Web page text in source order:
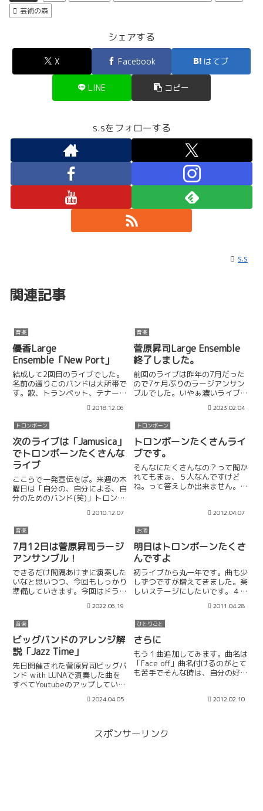
芸術の森
シェアする
X Facebook はてブ
LINE コピー
s.sをフォローする
s.s
関連記事
音楽
優香Large
Ensemble「New Port」
結成して2回目のライブでした。
名前の通りこのバンドは大所帯で
す。歌、トランペット、テナーサ
ピアノ、ベース、ドラムの8人編
成。管楽器が3人いるので各々自
由に演奏したら収集つかなくなり
ます。そこで譜面を揃える必要
が...
2018.12.06
音楽
菅原昇司Large Ensemble
終了しました。
前回のライブは昨年の7月だった
ので7ヶ月ぶりのラージアンサン
ブルでした。いやぁ濃いライブで
ほぼ変わっていません。ただ、メ
ンバーが変わって、人数も変わっ
たのでその分譜面を修正する必要
がありました。サックス4人→5...
2023.02.04
トロンボーン
次のライブは「Jamusica」
でトロンボーンたくさんな
ライブ
ここらで一発宣伝をば。来週の木
曜日は「自分の、自分による、自
分のためのバンド(笑)」トロンボ
リーダーの自作自演っぷりをたっ
ぷり楽しんでもらう２時間となっ
ております。もう何度も書いてま
すけどもう一度っこのバ...
2010.12.07
トロンボーン
トロンボーンたくさんライ
ブです。
そんなにたくさんなの？って聞か
れてもまぁ、５人なんですけど
ね。って答えしか出来ません。今
哲」！！！普段からよく一緒に演
は初めてです、どんな演奏するん
でしょ...
2012.04.07
音楽
7月12日は菅原昇司ラージ
アンサンブル！
できるだけ間隔あけずに演奏した
いなと思いつつ、今回もしっかり
準備していきます。今回はドラム
田圭介くんにお願いしました。こ
んな感じで、メンバーをガチガチ
に固定して演奏機会を逃すよりも
(10数人の予定を伺っていたら...
2022.06.19
お酒
明日はトロンボーンたくさ
んですよ
初ライブから丸一年です。曲も少
しずつですが増えてきました。楽
しいステージにしたいです。４月
19:00 Start 19:30 トロンボー
ンたくさんライブ Vol.5トロンボ
ーン吹きの飛び入りもお待...
2011.04.28
音楽
ビッグバンドのアレンジ解
説「Jazz Time」
先日開催された菅原昇司ビッグバ
ンド with LUNAで演奏した曲を
すべてYoutubeのアップしていま
いてもらえるようにアレンジの解
2024.04.05
ひとりごと
さらに
もう１曲追加してみます。曲名は
「Face off」曲名付けるのがとて
も苦手でそんな時は、自分の好き
付けるようにしています。この
2012.02.10
スポンサーリンク